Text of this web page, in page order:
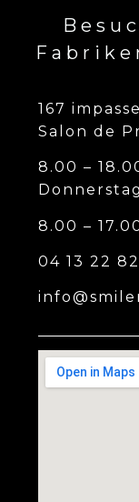
167
Salon de
8.00 –
Donnerstag
8.00 –
04 13 22